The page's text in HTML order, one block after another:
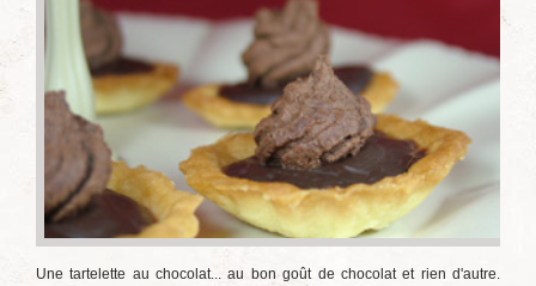
Une tartelette au chocolat... au bon goût de chocolat et rien d'autre.